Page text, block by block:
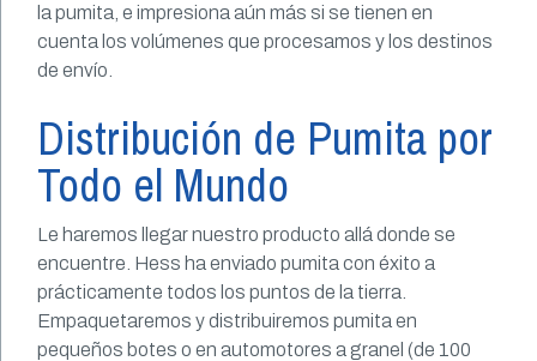
la pumita, e impresiona aún más si se tienen en
cuenta los volúmenes que procesamos y los destinos
de envío.
Distribución de Pumita por
Todo el Mundo
Le haremos llegar nuestro producto allá donde se
encuentre. Hess ha enviado pumita con éxito a
prácticamente todos los puntos de la tierra.
Empaquetaremos y distribuiremos pumita en
pequeños botes o en automotores a granel (de 100